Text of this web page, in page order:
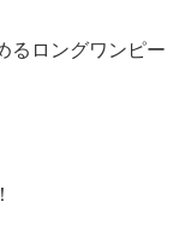
るロングワンピー